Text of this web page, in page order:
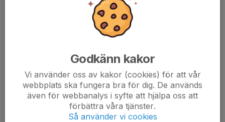
Efter en grym kämparinsats av hela laget vinner damerna
gårdagens match mot Linköping med 4-3 och tvingar fram en
tredje och avgörande match.
Återigen STORT tack till stödet på läktaren, det betyder verkligen
Godkänn kakor
Vi använder oss av kakor (cookies) för att vår
webbplats ska fungera bra för dig. De används
även för webbanalys i syfte att hjälpa oss att
förbättra våra tjänster.
Så använder vi cookies